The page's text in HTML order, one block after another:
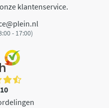
klantenservice.
- 17:00)